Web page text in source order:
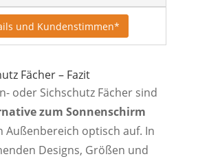
und Kundenstimmen*
Fächer – Fazit
oder Sichschutz Fächer sind
zum Sonnenschirm
Außenbereich optisch auf. In
Designs, Größen und